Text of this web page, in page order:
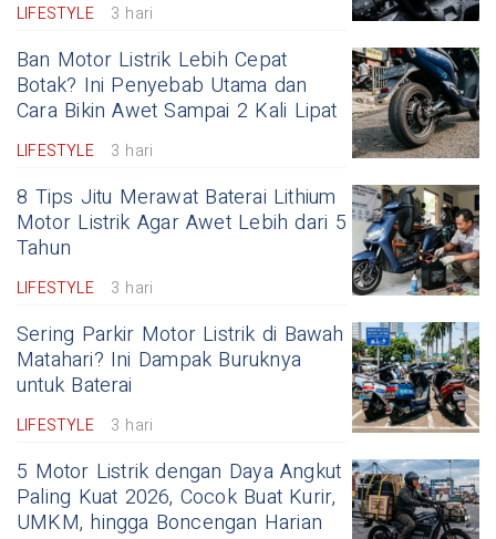
LIFESTYLE 3 hari
Ban Motor Listrik Lebih Cepat
Botak? Ini Penyebab Utama dan
Cara Bikin Awet Sampai 2 Kali Lipat
LIFESTYLE 3 hari
8 Tips Jitu Merawat Baterai Lithium
Motor Listrik Agar Awet Lebih dari 5
Tahun
LIFESTYLE 3 hari
Sering Parkir Motor Listrik di Bawah
Matahari? Ini Dampak Buruknya
untuk Baterai
LIFESTYLE 3 hari
5 Motor Listrik dengan Daya Angkut
Paling Kuat 2026, Cocok Buat Kurir,
UMKM, hingga Boncengan Harian